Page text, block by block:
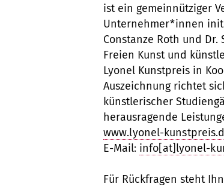
ist ein gemeinnütziger
Unternehmer*innen
Constanze Roth und
Freien Kunst und
Lyonel Kunstpreis in
Auszeichnung richtet
künstlerischer
herausragende
www.lyonel-
E-Mail: info[at]lyonel-
Für Rückfragen steht